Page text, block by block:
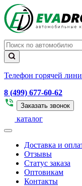
Телефон горячей
8 (499) 677-60-62
Заказать звонок
каталог
Доставка и
Отзывы
Статус заказа
Оптовикам
Контакты